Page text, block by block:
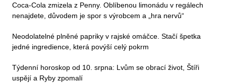
Coca-Cola zmizela z Penny. Oblíbenou limonádu v regálech
nenajdete, důvodem je spor s výrobcem a „hra nervů“
Neodolatelné plněné papriky v rajské omáčce. Stačí špetka
jedné ingredience, která povýší celý pokrm
Týdenní horoskop od 10. srpna: Lvům se obrací život, Štíři
uspějí a Ryby zpomalí